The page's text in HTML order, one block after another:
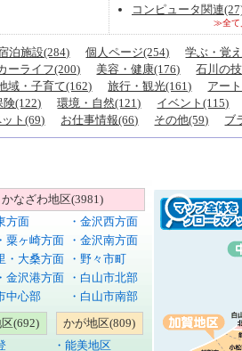
コンピュータ関連
≫全て
泊施設(284) 個人ページ(254)
学ぶ・覚
ーライフ(200) 美容・健康(176)
石川の
域・子育て(162) 旅行・観光(161)
アー
険(122)
環境・自然(121)
イベント(115)
ト(69) お仕事情報(66) その他(59) ブ
かなざわ地区(3981)
方面
粟ヶ崎方面
・大桑方面
金沢港方面
中心部
・金沢西方面
・金沢南方面
・野々市町
・白山市北部
・白山市南部
(692)
かが地区(809)
・能美地区